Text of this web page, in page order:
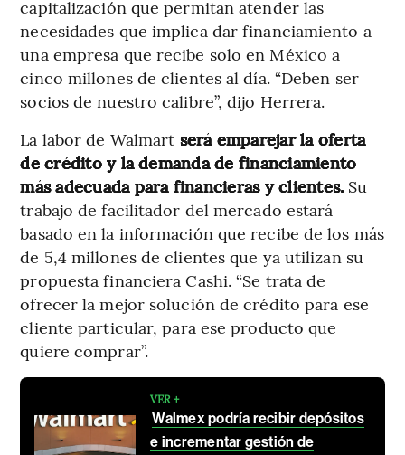
capitalización que permitan atender las
necesidades que implica dar financiamiento a
una empresa que recibe solo en México a
cinco millones de clientes al día. “Deben ser
socios de nuestro calibre”, dijo Herrera.
La labor de Walmart será emparejar la oferta
de crédito y la demanda de financiamiento
más adecuada para financieras y clientes. Su
trabajo de facilitador del mercado estará
basado en la información que recibe de los más
de 5,4 millones de clientes que ya utilizan su
propuesta financiera Cashi. “Se trata de
ofrecer la mejor solución de crédito para ese
cliente particular, para ese producto que
quiere comprar”.
VER +
Walmex podría recibir depósitos
e incrementar gestión de